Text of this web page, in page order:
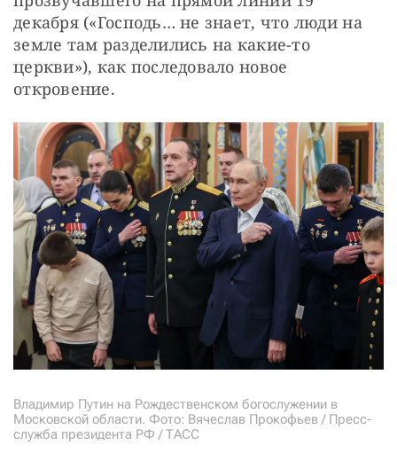
декабря («Господь… не знает, что люди на
земле там разделились на какие-то
церкви»), как последовало новое
откровение.
Владимир Путин на Рождественском богослужении в
Московской области. Фото: Вячеслав Прокофьев / Пресс-
служба президента РФ / ТАСС